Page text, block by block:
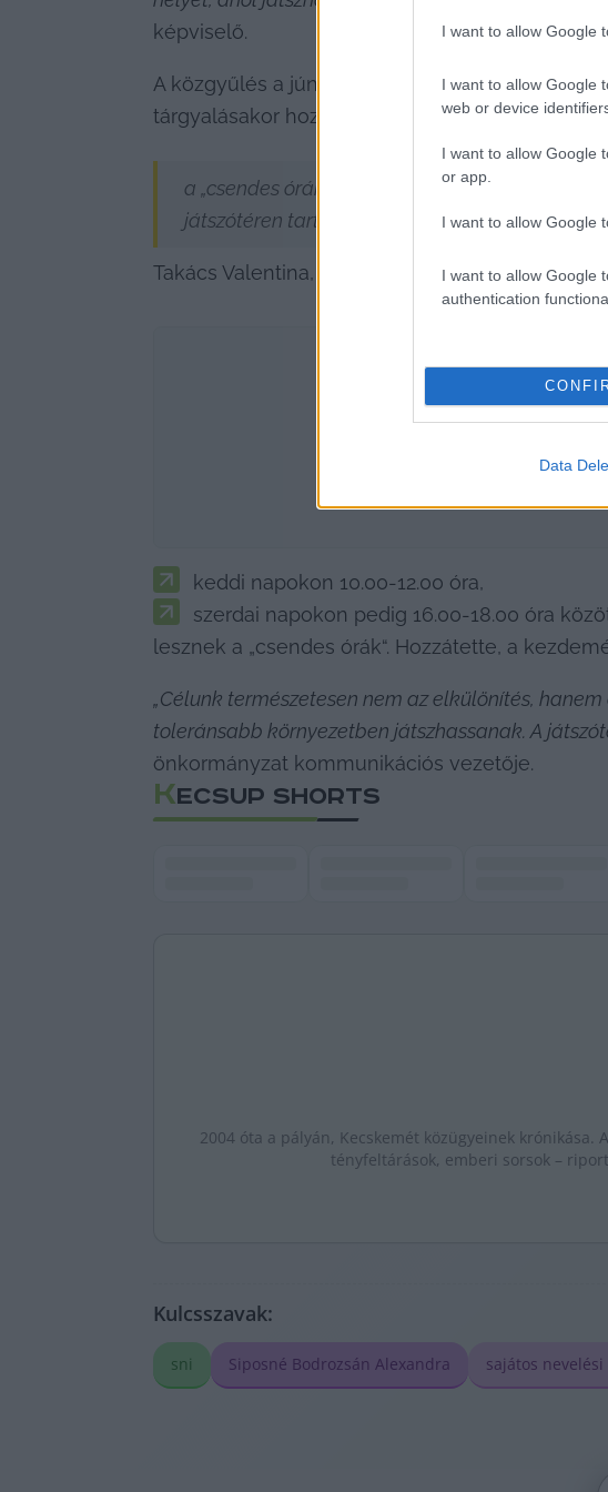
I want to allow Google
I want to allow Google
web or device
I want to allow Google
or app.
I want to allow Google
I want to allow Google
authentication
Data
képviselő.
A közgyűlés a júniusi ülésén elfogadta az
tárgyalásakor hozzátette, és a testület így is
a „csendes órák alatt“ a játszóteret továbbra is
játszótéren tartózkodóknak.
Takács Valentina, az önkormányzat
keddi napokon 10.00-12.00 óra,
szerdai napokon pedig 16.00-18.00 óra
lesznek a „csendes órák“. Hozzátette, a
„Célunk természetesen nem az elkülönítés,
toleránsabb környezetben játszhassanak. A
önkormányzat kommunikációs vezetője.
KECSUP SHORTS
2004 óta a pályán, Kecskemét közügyeinek
tényfeltárások, emberi sorsok –
Kulcsszavak:
sni Siposné Bodrozsán Alexandra sajátos nevelési